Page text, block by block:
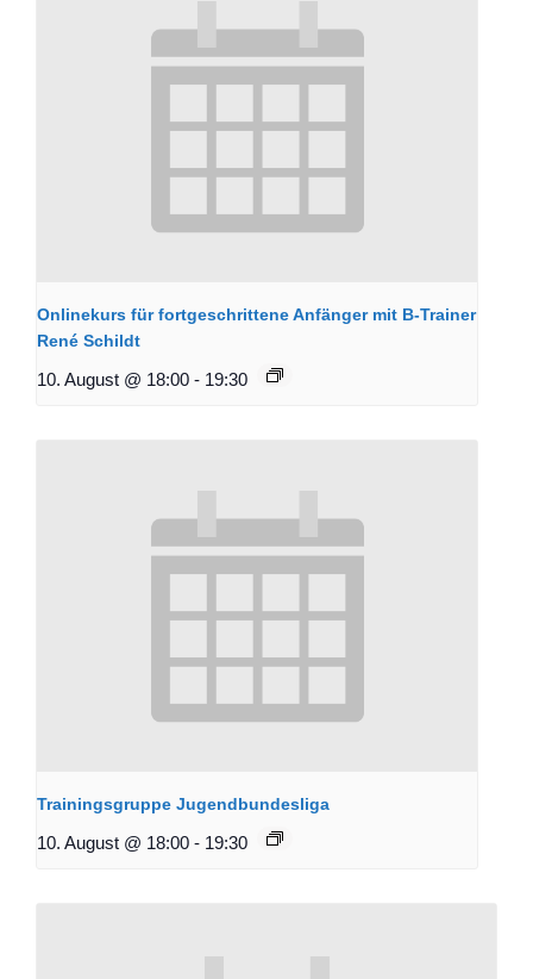
Onlinekurs für fortgeschrittene Anfänger mit B-Trainer
René Schildt
10. August @ 18:00 - 19:30
Trainingsgruppe Jugendbundesliga
10. August @ 18:00 - 19:30